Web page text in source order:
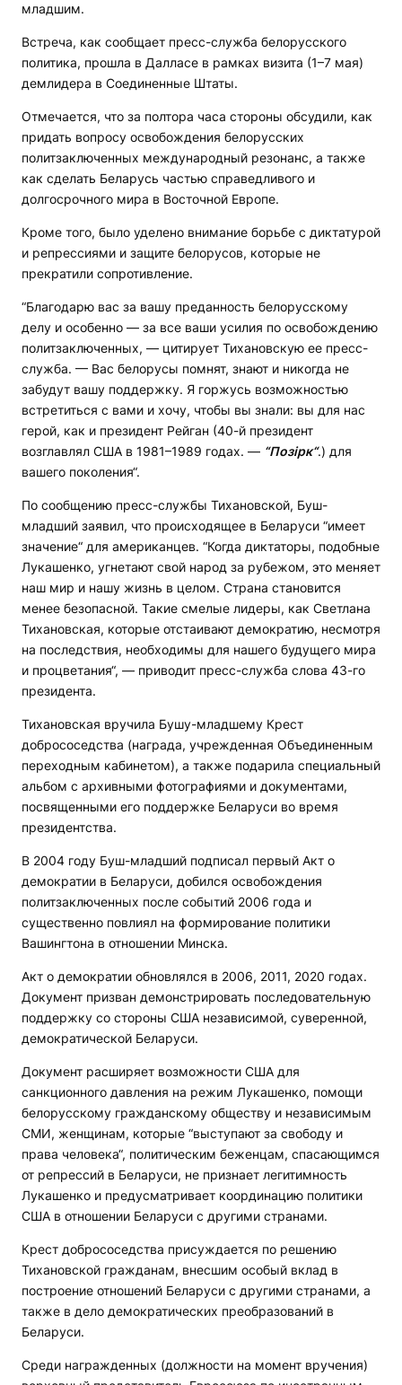
младшим.
Встреча, как сообщает пресс-служба белорусского
политика, прошла в Далласе в рамках визита (1–7 мая)
демлидера в Соединенные Штаты.
Отмечается, что за полтора часа стороны обсудили, как
придать вопросу освобождения белорусских
политзаключенных международный резонанс, а также
как сделать Беларусь частью справедливого и
долгосрочного мира в Восточной Европе.
Кроме того, было уделено внимание борьбе с диктатурой
и репрессиями и защите белорусов, которые не
прекратили сопротивление.
“Благодарю вас за вашу преданность белорусскому
делу и особенно — за все ваши усилия по освобождению
политзаключенных, — цитирует Тихановскую ее пресс-
служба. — Вас белорусы помнят, знают и никогда не
забудут вашу поддержку. Я горжусь возможностью
встретиться с вами и хочу, чтобы вы знали: вы для нас
герой, как и президент Рейган (40-й президент
возглавлял США в 1981–1989 годах. — “Позірк“.) для
вашего поколения“.
По сообщению пресс-службы Тихановской, Буш-
младший заявил, что происходящее в Беларуси “имеет
значение“ для американцев. “Когда диктаторы, подобные
Лукашенко, угнетают свой народ за рубежом, это меняет
наш мир и нашу жизнь в целом. Страна становится
менее безопасной. Такие смелые лидеры, как Светлана
Тихановская, которые отстаивают демократию, несмотря
на последствия, необходимы для нашего будущего мира
и процветания“, — приводит пресс-служба слова 43-го
президента.
Тихановская вручила Бушу-младшему Крест
добрососедства (награда, учрежденная Объединенным
переходным кабинетом), а также подарила специальный
альбом с архивными фотографиями и документами,
посвященными его поддержке Беларуси во время
президентства.
В 2004 году Буш-младший подписал первый Акт о
демократии в Беларуси, добился освобождения
политзаключенных после событий 2006 года и
существенно повлиял на формирование политики
Вашингтона в отношении Минска.
Акт о демократии обновлялся в 2006, 2011, 2020 годах.
Документ призван демонстрировать последовательную
поддержку со стороны США независимой, суверенной,
демократической Беларуси.
Документ расширяет возможности США для
санкционного давления на режим Лукашенко, помощи
белорусскому гражданскому обществу и независимым
СМИ, женщинам, которые “выступают за свободу и
права человека“, политическим беженцам, спасающимся
от репрессий в Беларуси, не признает легитимность
Лукашенко и предусматривает координацию политики
США в отношении Беларуси с другими странами.
Крест добрососедства присуждается по решению
Тихановской гражданам, внесшим особый вклад в
построение отношений Беларуси с другими странами, а
также в дело демократических преобразований в
Беларуси.
Среди награжденных (должности на момент вручения)